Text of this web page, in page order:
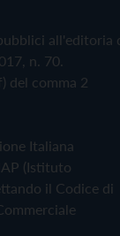
all'editoria
n. 70.
del comma 2
Italiana
(Istituto
il Codice di